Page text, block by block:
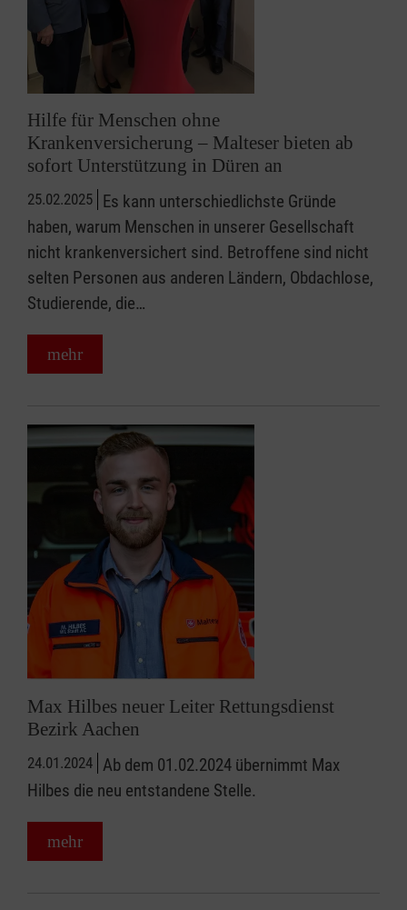
Hilfe für Menschen ohne
Krankenversicherung – Malteser bieten ab
sofort Unterstützung in Düren an
25.02.2025 Es kann unterschiedlichste Gründe
haben, warum Menschen in unserer Gesellschaft
nicht krankenversichert sind. Betroffene sind nicht
selten Personen aus anderen Ländern, Obdachlose,
Studierende, die…
mehr
Max Hilbes neuer Leiter Rettungsdienst
Bezirk Aachen
24.01.2024 Ab dem 01.02.2024 übernimmt Max
Hilbes die neu entstandene Stelle.
mehr